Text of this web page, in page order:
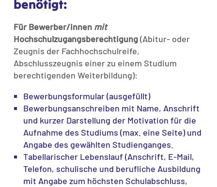
benötigt:
Für Bewerber/innen mit
Hochschulzugangsberechtigung(Abitur- oder
Zeugnis der Fachhochschulreife,
Abschlusszeugnis einer zu einem Studium
berechtigenden Weiterbildung):
Bewerbungsformular (ausgefüllt)
Bewerbungsanschreiben mit Name, Anschrift
und kurzer Darstellung der Motivation für die
Aufnahme des Studiums (max. eine Seite) und
Angabe des gewählten Studienganges.
Tabellarischer Lebenslauf (Anschrift, E-Mail,
Telefon, schulische und berufliche Ausbildung
mit Angabe zum höchsten Schulabschluss,